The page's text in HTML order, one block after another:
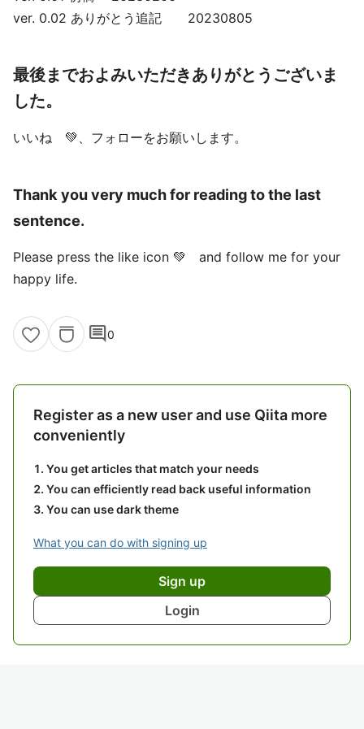
ver. 0.02 ありがとう追記 20230805
最後までおよみいただきありがとうございま
した。
いいね 💚、フォローをお願いします。
Thank you very much for reading to the last
sentence.
Please press the like icon 💚 and follow me for your
happy life.
comment0
Register as a new user and use Qiita more
conveniently
You get articles that match your needs
You can efficiently read back useful information
You can use dark theme
What you can do with signing up
Sign up
Login